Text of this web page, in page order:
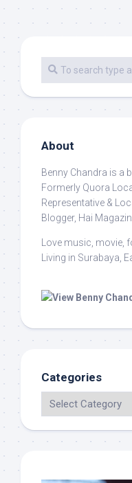
About
Benny Chandra is a
Formerly Quora
Representative &
Blogger, Hai
Love music, movie,
Living in Surabaya,
Categories